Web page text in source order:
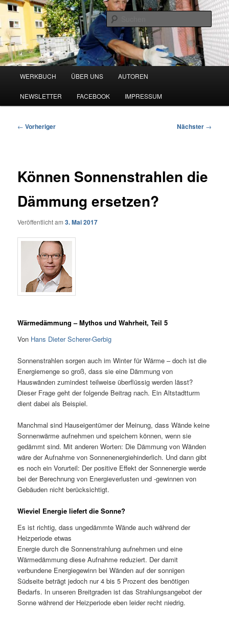
Zum
primären
Inhalt
springenWerkbuch Online
Blog zu den Themen Energieeffizienz und Digitalisierung
WERKBUCH ÜBER UNS AUTOREN
NEWSLETTER FACEBOOK IMPRESSUM
Beitragsnavigation
← Vorheriger Nächster →
Können Sonnenstrahlen die
Dämmung ersetzen?
Veröffentlicht am3. Mai 2017
Wärmedämmung – Mythos und Wahrheit, Teil 5
Von Hans Dieter Scherer-Gerbig
Sonnenstrahlen sorgen auch im Winter für Wärme – doch ist die
Energiemenge so groß, dass sie eine Dämmung von
Hauswänden zumindest teilweise überflüssig werden lässt?
Dieser Frage geht der folgende Beitrag nach. Ein Altstadtturm
dient dabei als Beispiel.
Manchmal sind Hauseigentümer der Meinung, dass Wände keine
Sonnenwärme aufnehmen und speichern können, wenn sie
gedämmt sind. Mit anderen Worten: Die Dämmung von Wänden
wäre der Aufnahme von Sonnenenergiehinderlich. Und dann gibt
es noch ein Vorurteil: Der positive Effekt der Sonnenergie werde
bei der Berechnung von Energieverlusten und -gewinnen von
Gebäuden nicht berücksichtigt.
Wieviel Energie liefert die Sonne?
Es ist richtig, dass ungedämmte Wände auch während der
Heizperiode etwas
Energie durch die Sonnenstrahlung aufnehmen und eine
Wärmedämmung diese Aufnahme reduziert. Der damit
verbundene Energiegewinn bei Wänden auf der sonnigen
Südseite beträgt jedoch nur 4 bis 5 Prozent des benötigen
Bedarfs. In unseren Breitgraden ist das Strahlungsangebot der
Sonne während der Heizperiode eben leider recht niedrig.